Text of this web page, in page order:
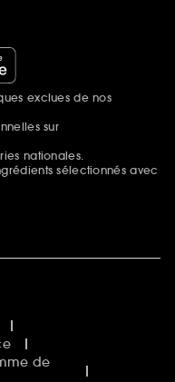
exclues de nos
sur
nationales.
sélectionnés avec
de